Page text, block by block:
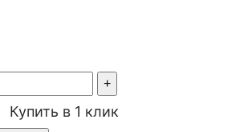
Купить в 1 клик